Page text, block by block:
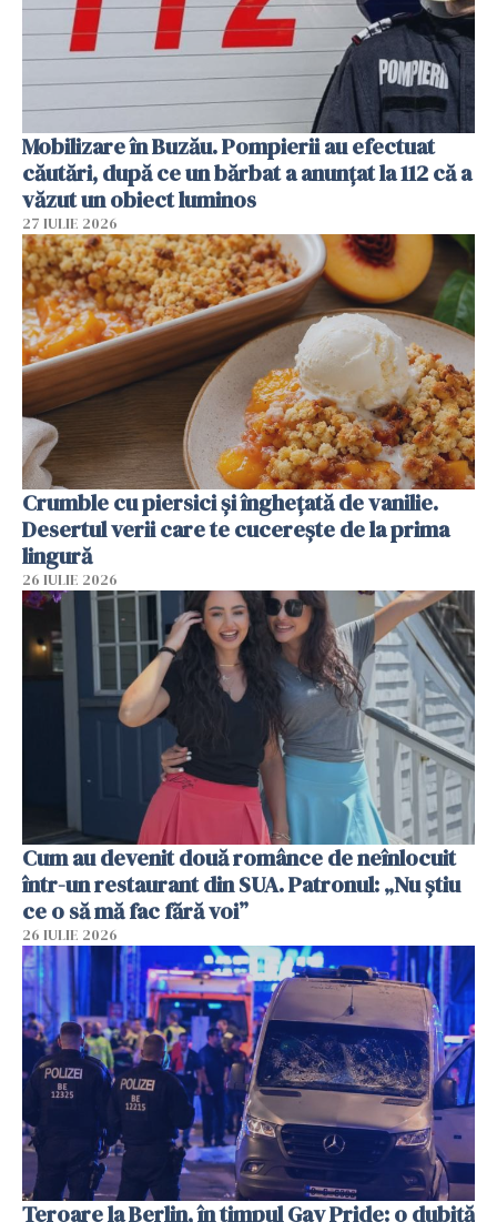
Mobilizare în Buzău. Pompierii au efectuat
căutări, după ce un bărbat a anunțat la 112 că a
văzut un obiect luminos
27 IULIE 2026
Crumble cu piersici și înghețată de vanilie.
Desertul verii care te cucerește de la prima
lingură
26 IULIE 2026
Cum au devenit două românce de neînlocuit
într-un restaurant din SUA. Patronul: „Nu știu
ce o să mă fac fără voi”
26 IULIE 2026
Teroare la Berlin, în timpul Gay Pride: o dubiță